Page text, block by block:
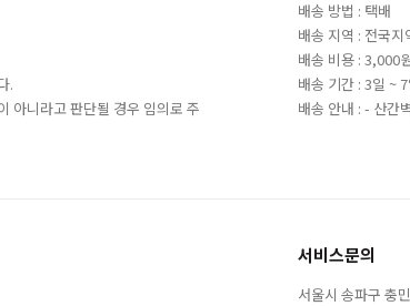
.
아니라고 판단될 경우 임의로 주
배송 방법 : 택배
배송 지역 : 전국지
배송 비용 : 3,000
배송 기간 : 3일 ~ 7
배송 안내 : - 산간
서비스문의
서울시 송파구 충